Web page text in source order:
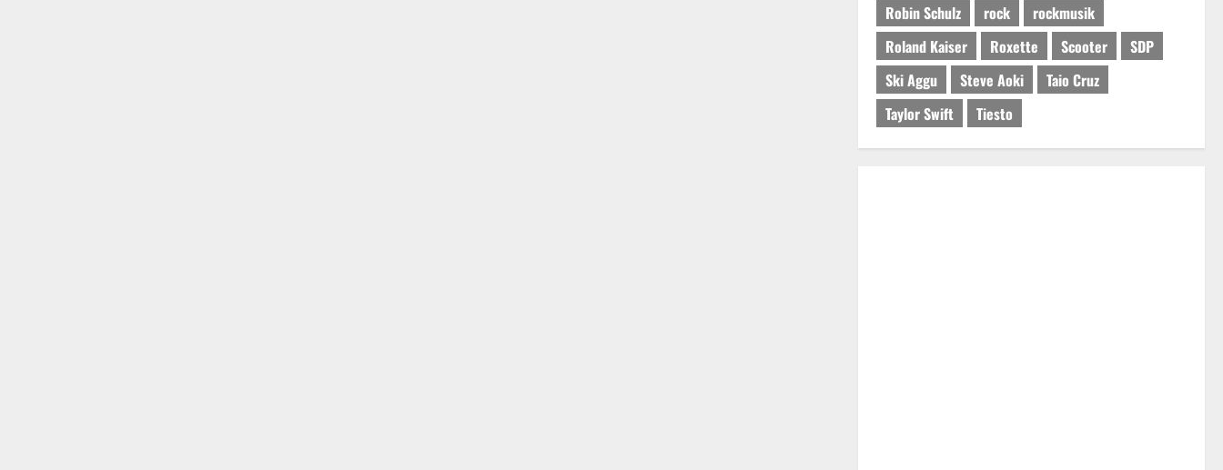
Robin Schulz
rock
rockmusik
Roland Kaiser
Roxette Scooter
SDP
Ski Aggu
Steve Aoki
Taio Cruz
Taylor Swift
Tiesto